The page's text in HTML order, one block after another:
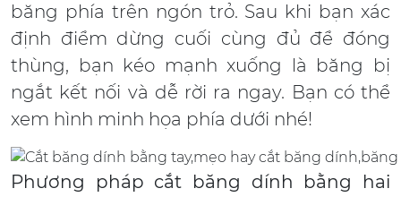
băng phía trên ngón trỏ. Sau khi bạn xác
định điểm dừng cuối cùng đủ để đóng
thùng, bạn kéo mạnh xuống là băng bị
ngắt kết nối và dễ rời ra ngay. Bạn có thể
xem hình minh họa phía dưới nhé!
Phương pháp cắt băng dính bằng hai